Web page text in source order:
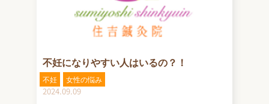
不妊になりやすい人はいるの？！
不妊 女性の悩み
2024.09.09